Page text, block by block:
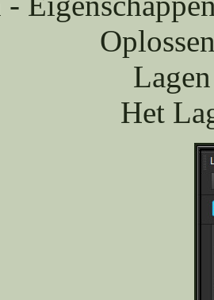
Het